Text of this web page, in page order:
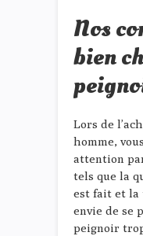
Nos
bien
Lors de
homme,
attention
tels que la
est fait et la
envie de se
peignoir